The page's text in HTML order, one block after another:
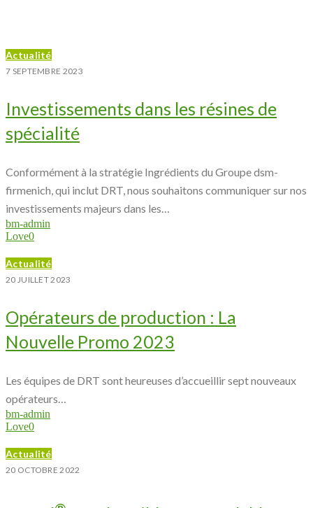
Actualité
7 SEPTEMBRE 2023
Investissements dans les résines de
spécialité
Conformément à la stratégie Ingrédients du Groupe dsm-
firmenich, qui inclut DRT, nous souhaitons communiquer sur nos
investissements majeurs dans les…
bm-admin
Love0
Actualité
20 JUILLET 2023
Opérateurs de production : La
Nouvelle Promo 2023
Les équipes de DRT sont heureuses d’accueillir sept nouveaux
opérateurs…
bm-admin
Love0
Actualité
20 OCTOBRE 2022